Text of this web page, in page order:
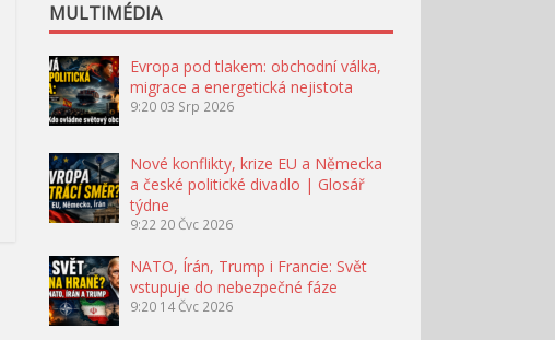
MULTIMÉDIA
Evropa pod tlakem: obchodní válka,
migrace a energetická nejistota
9:20 03 Srp 2026
Nové konflikty, krize EU a Německa
a české politické divadlo | Glosář
týdne
9:22 20 Čvc 2026
NATO, Írán, Trump i Francie: Svět
vstupuje do nebezpečné fáze
9:20 14 Čvc 2026